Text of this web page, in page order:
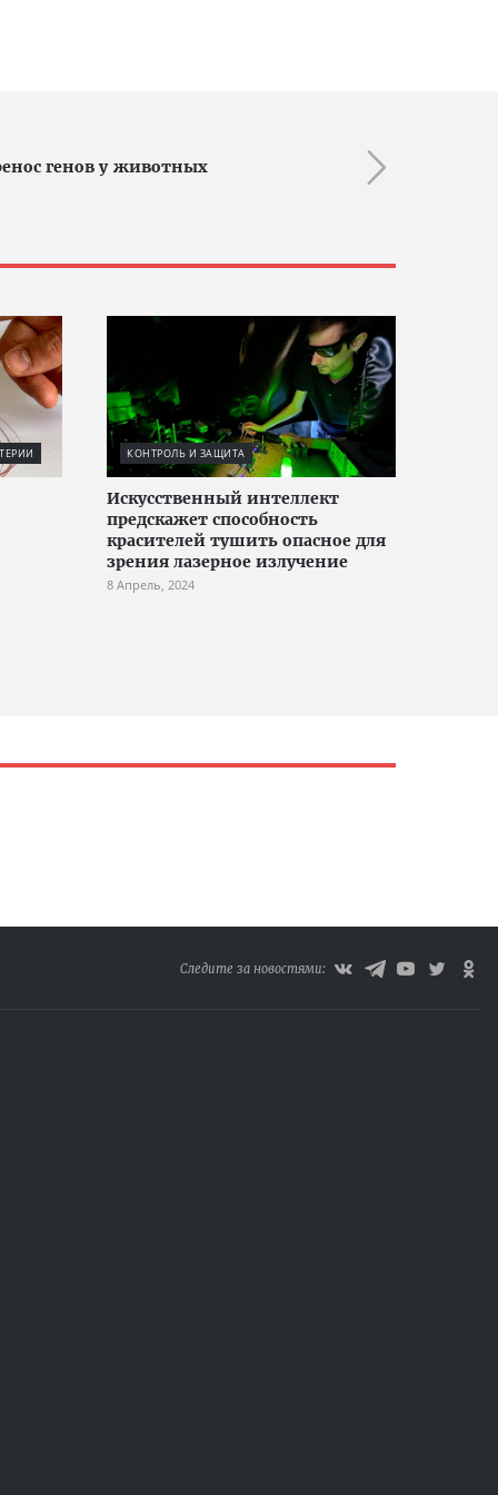
генов у животных
КОНТРОЛЬ И ЗАЩИТА
Искусственный интеллект
предскажет способность
красителей тушить опасное для
зрения лазерное излучение
8 Апрель, 2024
Следите за новостями: